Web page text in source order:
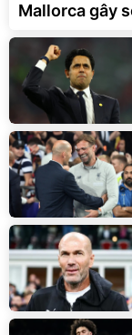
Mallorca gây